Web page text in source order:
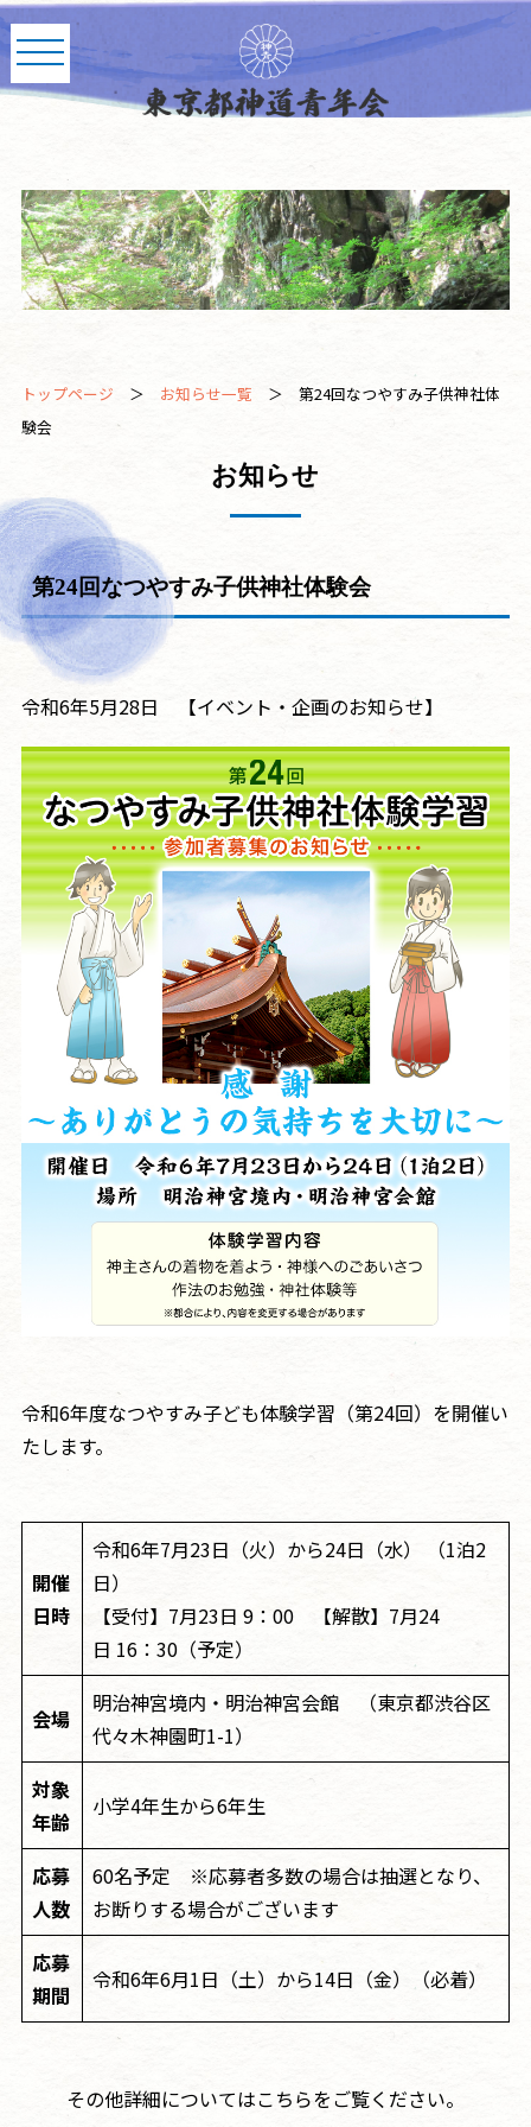
トップページ ＞ お知らせ一覧 ＞ 第24回なつやすみ子供神社体
験会
お知らせ
第24回なつやすみ子供神社体験会
令和6年5月28日 【イベント・企画のお知らせ】
令和6年度なつやすみ子ども体験学習（第24回）を開催い
たします。
開催
日時
令和6年7月23日（火）から24日（水） （1泊2
日）
【受付】7月23日 9：00 【解散】7月24
日 16：30（予定）
会場
明治神宮境内・明治神宮会館 （東京都渋谷区
代々木神園町1-1）
対象
年齢
小学4年生から6年生
応募
人数
60名予定 ※応募者多数の場合は抽選となり、
お断りする場合がございます
応募
期間
令和6年6月1日（土）から14日（金）（必着）
その他詳細についてはこちらをご覧ください。